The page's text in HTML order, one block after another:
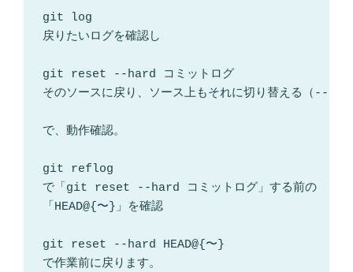
git log
戻りたいログを確認し
git reset --hard コミットログ
そのソースに戻り、ソース上もそれに切り替える（--
で、動作確認。
git reflog
で「git reset --hard コミットログ」する前の
「HEAD@{〜}」を確認
git reset --hard HEAD@{〜}
で作業前に戻ります。